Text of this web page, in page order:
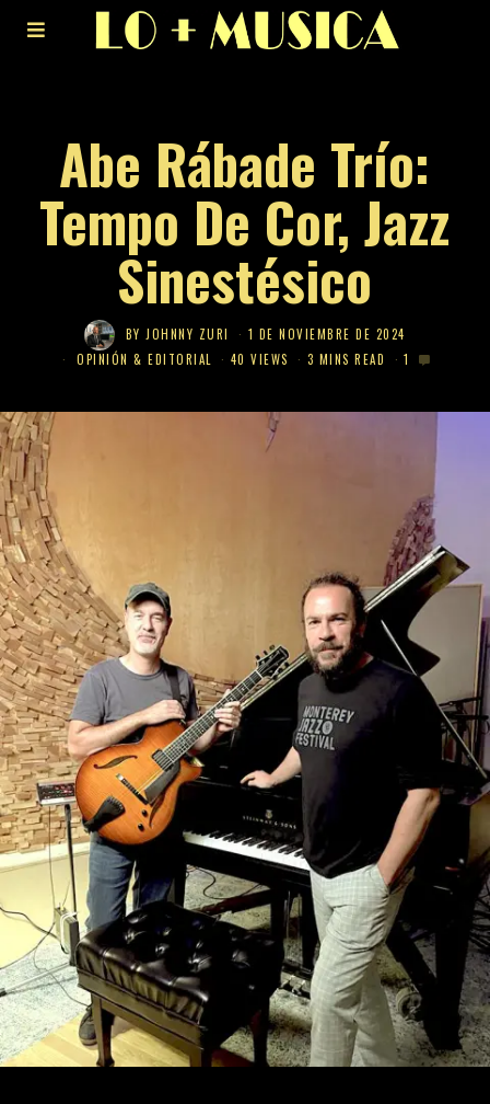
Abe Rábade Trío:
Tempo De Cor, Jazz
Sinestésico
BYJOHNNY ZURI
1 DE NOVIEMBRE DE 2024
OPINIÓN & EDITORIAL
40 VIEWS 3 MINS READ 1